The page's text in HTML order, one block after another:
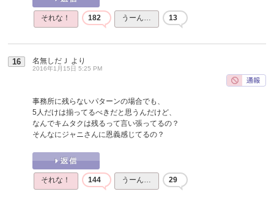
それな！ 182 うーん… 13
16 名無しだＪ より
2016年1月15日 5:25 PM
事務所に残らないパターンの場合でも、
5人だけは揃ってるべきだと思うんだけど、
なんでキムタクは残るって言い張ってるの？
そんなにジャニさんに恩義感じてるの？
それな！ 144 うーん… 29